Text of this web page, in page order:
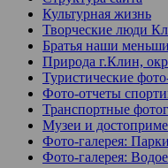
Культурная жизнь
Творческие люди
Братья наши
Природа г.Клин,
Туристические
Фото-отчеты
Транспортные
Музеи и
Фото-галерея: Парки
Фото-галерея: